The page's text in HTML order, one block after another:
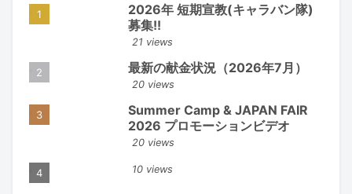
2026年 短期宣教(キャラバン隊)
募集!!
21 views
最新の献金状況（2026年7月）
20 views
Summer Camp & JAPAN FAIR
2026 プロモーションビデオ
20 views
10 views